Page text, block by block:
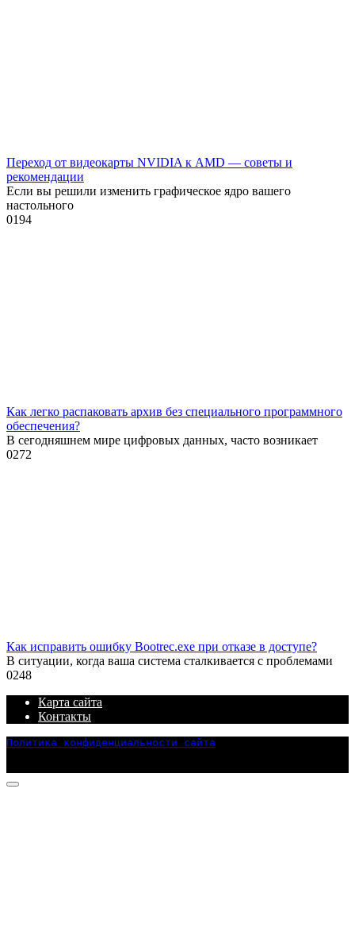
Переход от видеокарты NVIDIA к AMD — советы и
рекомендации
Если вы решили изменить графическое ядро вашего
настольного
0194
Как легко распаковать архив без специального программного
обеспечения?
В сегодняшнем мире цифровых данных, часто возникает
0272
Как исправить ошибку Bootrec.exe при отказе в доступе?
В ситуации, когда ваша система сталкивается с проблемами
0248
Карта сайта
Контакты
Политика конфиденциальности сайта